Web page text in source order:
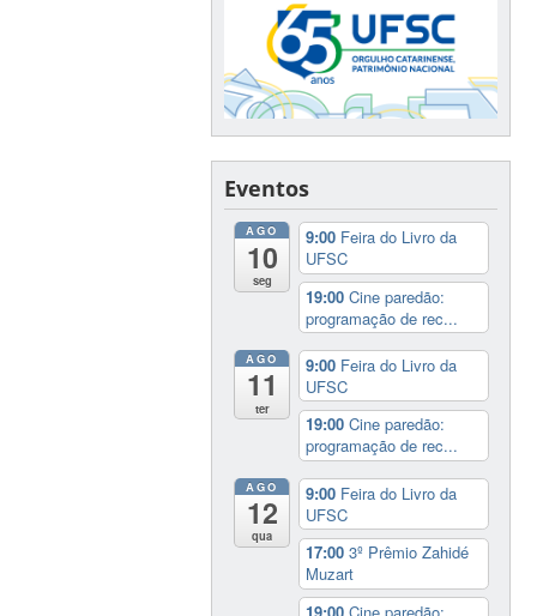
Eventos
AGO
10
seg
9:00 Feira do Livro da
UFSC
19:00Cine paredão:
programação de rec...
AGO
11
ter
9:00 Feira do Livro da
UFSC
19:00Cine paredão:
programação de rec...
AGO
12
qua
9:00 Feira do Livro da
UFSC
17:003º Prêmio Zahidé
Muzart